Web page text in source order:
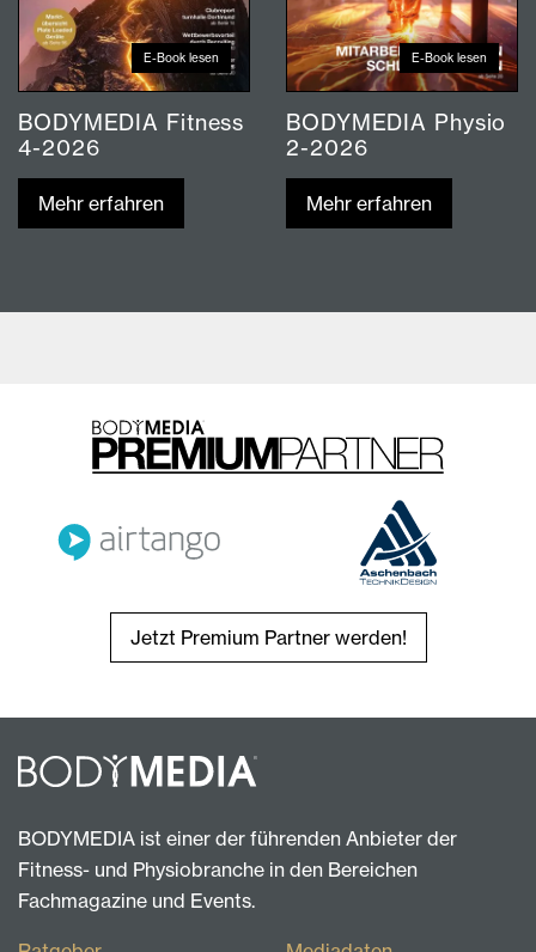
E-Book lesen
BODYMEDIA Fitness
4-2026
Mehr erfahren
E-Book lesen
BODYMEDIA Physio
2-2026
Mehr erfahren
Jetzt Premium Partner werden!
BODYMEDIA ist einer der führenden Anbieter der
Fitness- und Physiobranche in den Bereichen
Fachmagazine und Events.